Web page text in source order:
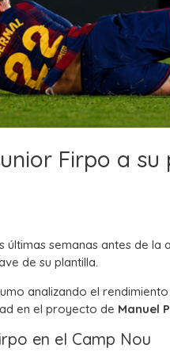
Firpo a
últimas semanas antes de
de su plantilla.
analizando el
en el proyecto de Manuel
en el Camp Nou